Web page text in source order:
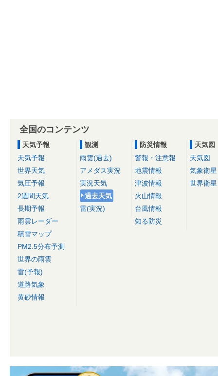
全国のコンテンツ
天気予報
天気予報
世界天気
気圧予報
2週間天気
長期予報
雨雲レーダー
積雪マップ
PM2.5分布予測
世界の雨雲
雷(予報)
道路気象
黄砂情報
観測
雨雲(過去)
アメダス実況
実況天気
過去天気
雷(実況)
防災情報
警報・注意報
地震情報
津波情報
火山情報
台風情報
知る防災
天気図
天気図
気象衛星
世界衛星